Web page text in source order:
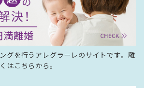
グを行うアレグラーレのサイトです。離
はこちらから。